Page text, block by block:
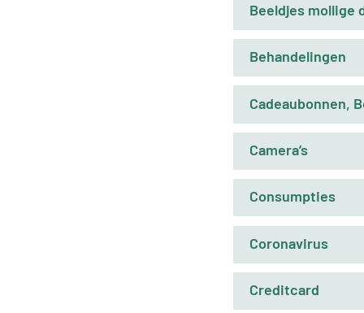
Beeldjes mollige
Behandelingen
Cadeaubonnen,
Camera’s
Consumpties
Coronavirus
Creditcard